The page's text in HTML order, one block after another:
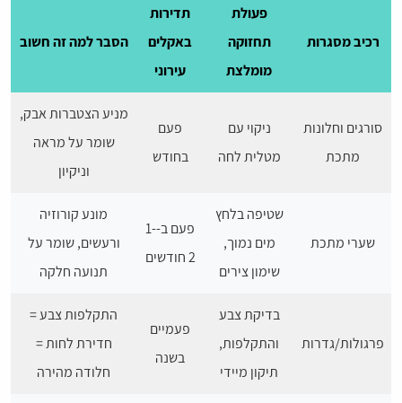
רכיב מסגרות
פעולת
תחזוקה
מומלצת
תדירות
באקלים
עירוני
הסבר למה זה חשוב
סורגים וחלונות
מתכת
ניקוי עם
מטלית לחה
פעם
בחודש
מניע הצטברות אבק,
שומר על מראה
וניקיון
שערי מתכת
שטיפה בלחץ
מים נמוך,
שימון צירים
פעם ב-1-
2 חודשים
מונע קורוזיה
ורעשים, שומר על
תנועה חלקה
פרגולות/גדרות
בדיקת צבע
והתקלפות,
תיקון מיידי
פעמיים
בשנה
התקלפות צבע =
חדירת לחות =
חלודה מהירה